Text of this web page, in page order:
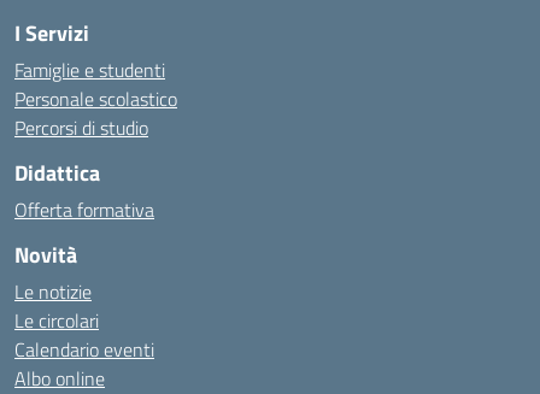
I Servizi
Famiglie e studenti
Personale scolastico
Percorsi di studio
Didattica
Offerta formativa
Novità
Le notizie
Le circolari
Calendario eventi
Albo online